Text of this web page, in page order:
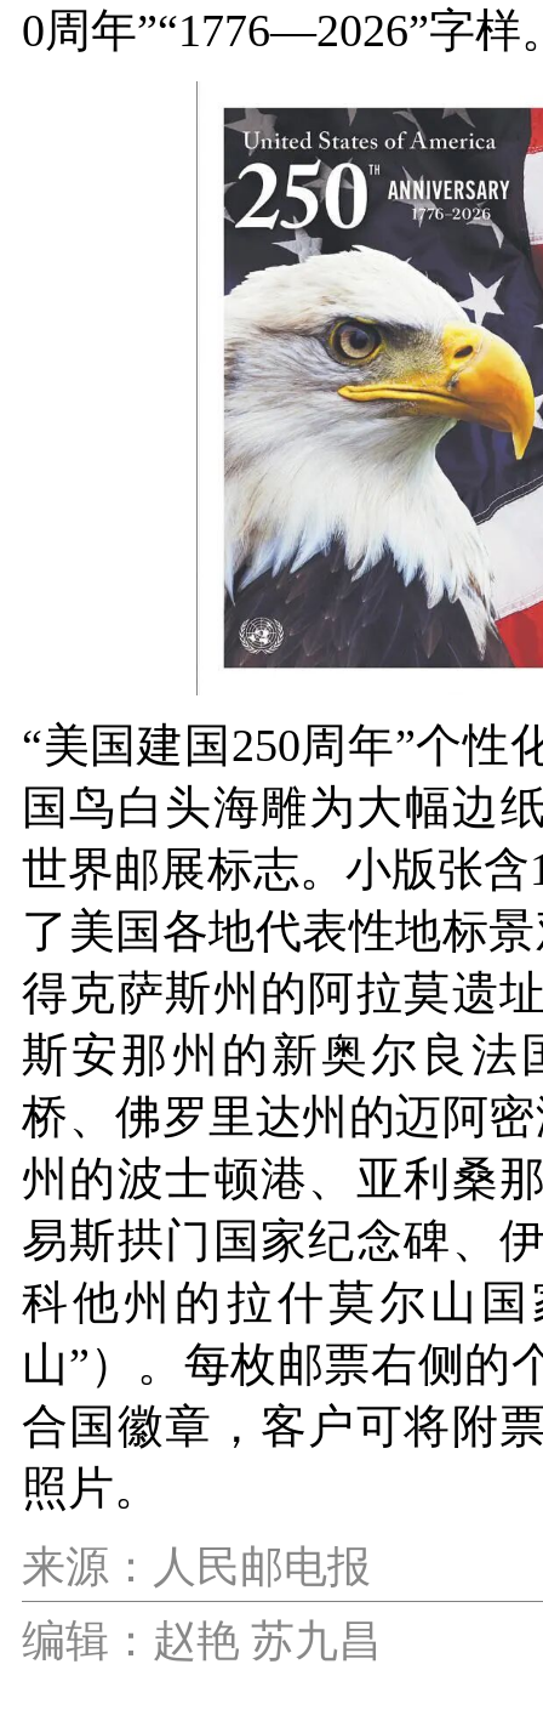
0周年”“1776—2026”字样
“美国建国250周年”个性
国鸟白头海雕为大幅边
世界邮展标志。小版张
了美国各地代表性地标
得克萨斯州的阿拉莫遗
斯安那州的新奥尔良法
桥、佛罗里达州的迈阿
州的波士顿港、亚利桑
易斯拱门国家纪念碑、
科他州的拉什莫尔山
山”）。每枚邮票右侧的
合国徽章，客户可将附
照片。
来源：人民邮电报
编辑：赵艳 苏九昌